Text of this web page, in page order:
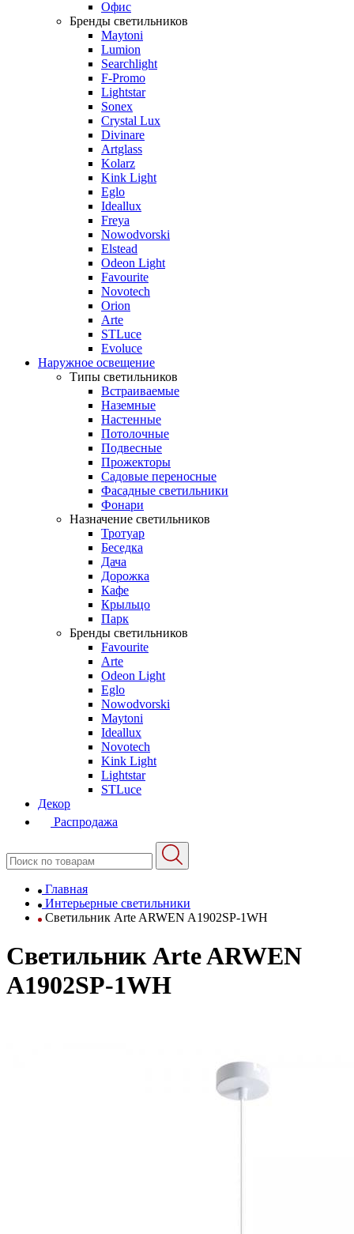
Офис
Бренды светильников
Maytoni
Lumion
Searchlight
F-Promo
Lightstar
Sonex
Crystal Lux
Divinare
Artglass
Kolarz
Kink Light
Eglo
Ideallux
Freya
Nowodvorski
Elstead
Odeon Light
Favourite
Novotech
Orion
Arte
STLuce
Evoluce
Наружное освещение
Типы светильников
Встраиваемые
Наземные
Настенные
Потолочные
Подвесные
Прожекторы
Садовые переносные
Фасадные светильники
Фонари
Назначение светильников
Тротуар
Беседка
Дача
Дорожка
Кафе
Крыльцо
Парк
Бренды светильников
Favourite
Arte
Odeon Light
Eglo
Nowodvorski
Maytoni
Ideallux
Novotech
Kink Light
Lightstar
STLuce
Декор
Распродажа
Главная
Интерьерные светильники
Светильник Arte ARWEN A1902SP-1WH
Светильник Arte ARWEN
A1902SP-1WH